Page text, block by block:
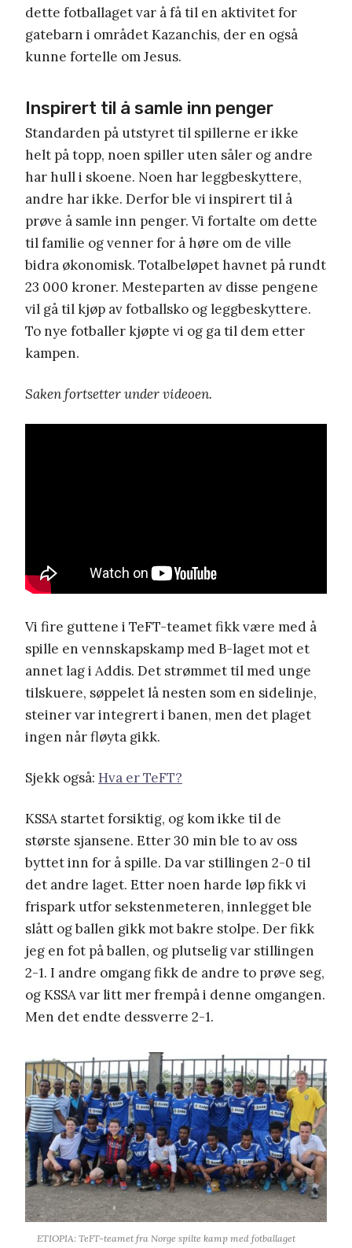
dette fotballaget var å få til en aktivitet for
gatebarn i området Kazanchis, der en også
kunne fortelle om Jesus.
Inspirert til å samle inn penger
Standarden på utstyret til spillerne er ikke
helt på topp, noen spiller uten såler og andre
har hull i skoene. Noen har leggbeskyttere,
andre har ikke. Derfor ble vi inspirert til å
prøve å samle inn penger. Vi fortalte om dette
til familie og venner for å høre om de ville
bidra økonomisk. Totalbeløpet havnet på rundt
23 000 kroner. Mesteparten av disse pengene
vil gå til kjøp av fotballsko og leggbeskyttere.
To nye fotballer kjøpte vi og ga til dem etter
kampen.
Saken fortsetter under videoen.
Vi fire guttene i TeFT-teamet fikk være med å
spille en vennskapskamp med B-laget mot et
annet lag i Addis. Det strømmet til med unge
tilskuere, søppelet lå nesten som en sidelinje,
steiner var integrert i banen, men det plaget
ingen når fløyta gikk.
Sjekk også: Hva er TeFT?
KSSA startet forsiktig, og kom ikke til de
største sjansene. Etter 30 min ble to av oss
byttet inn for å spille. Da var stillingen 2-0 til
det andre laget. Etter noen harde løp fikk vi
frispark utfor sekstenmeteren, innlegget ble
slått og ballen gikk mot bakre stolpe. Der fikk
jeg en fot på ballen, og plutselig var stillingen
2-1. I andre omgang fikk de andre to prøve seg,
og KSSA var litt mer frempå i denne omgangen.
Men det endte dessverre 2-1.
ETIOPIA: TeFT-teamet fra Norge spilte kamp med fotballaget